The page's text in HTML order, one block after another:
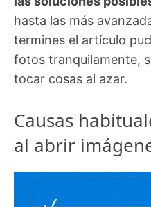
hasta las más
termines el artículo
fotos tranquilamente,
tocar cosas al azar.
Causas
al abrir